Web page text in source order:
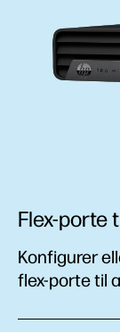
Flex-porte
Konfigurer
flex-porte til